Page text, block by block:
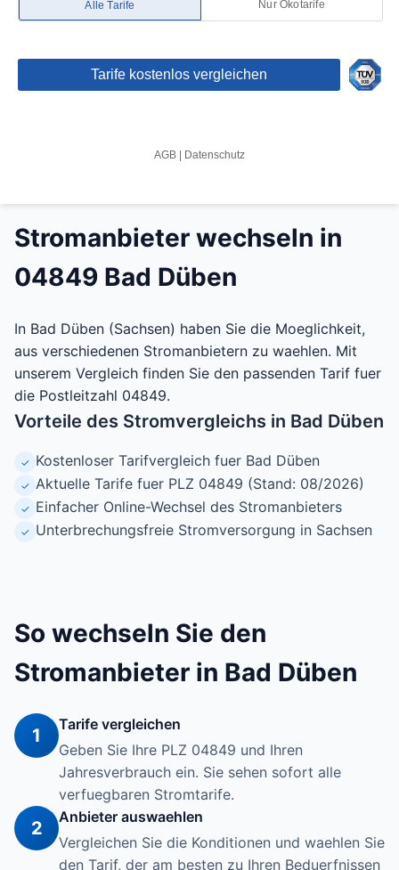
Stromanbieter wechseln in
04849 Bad Düben
In Bad Düben (Sachsen) haben Sie die Moeglichkeit,
aus verschiedenen Stromanbietern zu waehlen. Mit
unserem Vergleich finden Sie den passenden Tarif fuer
die Postleitzahl 04849.
Vorteile des Stromvergleichs in Bad Düben
✓ Kostenloser Tarifvergleich fuer Bad Düben
✓ Aktuelle Tarife fuer PLZ 04849 (Stand: 08/2026)
✓ Einfacher Online-Wechsel des Stromanbieters
✓ Unterbrechungsfreie Stromversorgung in Sachsen
So wechseln Sie den
Stromanbieter in Bad Düben
1
Tarife vergleichen
Geben Sie Ihre PLZ 04849 und Ihren
Jahresverbrauch ein. Sie sehen sofort alle
verfuegbaren Stromtarife.
2
Anbieter auswaehlen
Vergleichen Sie die Konditionen und waehlen Sie
den Tarif, der am besten zu Ihren Beduerfnissen